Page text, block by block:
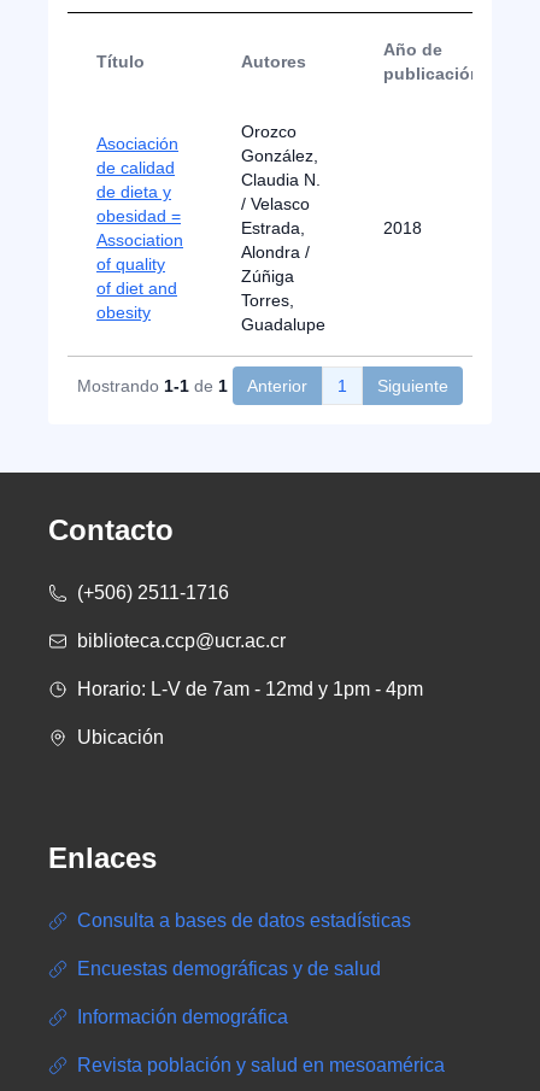
Título Autores
Año de
publicación
Asociación
de calidad
de dieta y
obesidad =
Association
of quality
of diet and
obesity
Orozco
González,
Claudia N.
/ Velasco
Estrada,
Alondra /
Zúñiga
Torres,
Guadalupe
2018
Mostrando 1-1 de 1 Anterior 1 Siguiente
Contacto
(+506) 2511-1716
biblioteca.ccp@ucr.ac.cr
Horario: L-V de 7am - 12md y 1pm - 4pm
Ubicación
Enlaces
Consulta a bases de datos estadísticas
Encuestas demográficas y de salud
Información demográfica
Revista población y salud en mesoamérica